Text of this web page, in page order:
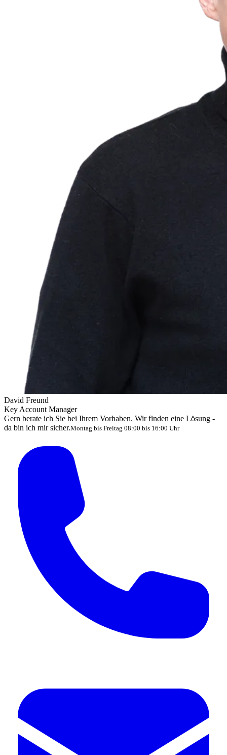
David Freund
Key Account Manager
Gern berate ich Sie bei Ihrem Vorhaben. Wir finden eine Lösung -
da bin ich mir sicher.Montag bis Freitag 08:00 bis 16:00 Uhr